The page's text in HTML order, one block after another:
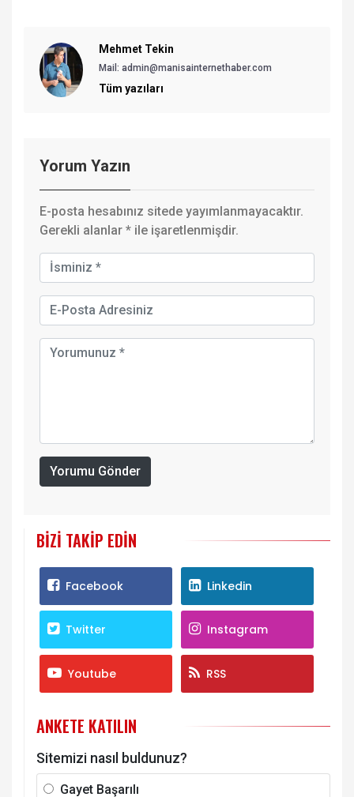
Mehmet Tekin
Mail: admin@manisainternethaber.com
Tüm yazıları
Yorum Yazın
E-posta hesabınız sitede yayımlanmayacaktır.
Gerekli alanlar * ile işaretlenmişdir.
Yorumu Gönder
BIZI TAKIP EDIN
Facebook Linkedin
Twitter Instagram
Youtube RSS
ANKETE KATILIN
Sitemizi nasıl buldunuz?
Gayet Başarılı